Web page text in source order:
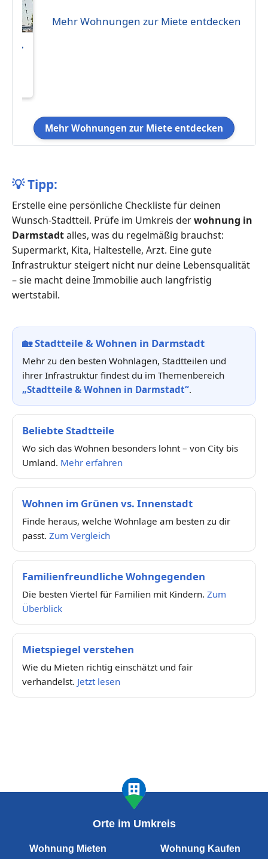
Mehr Wohnungen zur Miete entdecken
Mehr Wohnungen zur Miete entdecken
💡Tipp:
Erstelle eine persönliche Checkliste für deinen
Wunsch-Stadtteil. Prüfe im Umkreis derwohnung in
Darmstadtalles, was du regelmäßig brauchst:
Supermarkt, Kita, Haltestelle, Arzt. Eine gute
Infrastruktur steigert nicht nur deine Lebensqualität
– sie macht deine Immobilie auch langfristig
wertstabil.
🏡Stadtteile & Wohnen in Darmstadt
Mehr zu den besten Wohnlagen, Stadtteilen und
ihrer Infrastruktur findest du im Themenbereich
„Stadtteile & Wohnen in Darmstadt“.
Beliebte Stadtteile
Wo sich das Wohnen besonders lohnt – von City bis
Umland. Mehr erfahren
Wohnen im Grünen vs. Innenstadt
Finde heraus, welche Wohnlage am besten zu dir
passt. Zum Vergleich
Familienfreundliche Wohngegenden
Die besten Viertel für Familien mit Kindern. Zum
Überblick
Mietspiegel verstehen
Wie du Mieten richtig einschätzt und fair
verhandelst. Jetzt lesen
Orte im Umkreis
Wohnung Mieten Wohnung Kaufen